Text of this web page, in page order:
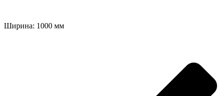
Ширина: 1000 мм